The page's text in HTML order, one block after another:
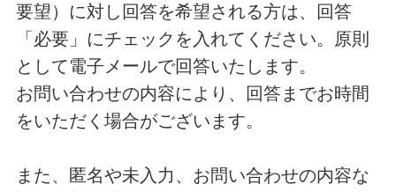
要望）に対し回答を希望される方は、回答
「必要」にチェックを入れてください。原則
として電子メールで回答いたします。
お問い合わせの内容により、回答までお時間
をいただく場合がございます。
また、匿名や未入力、お問い合わせの内容な